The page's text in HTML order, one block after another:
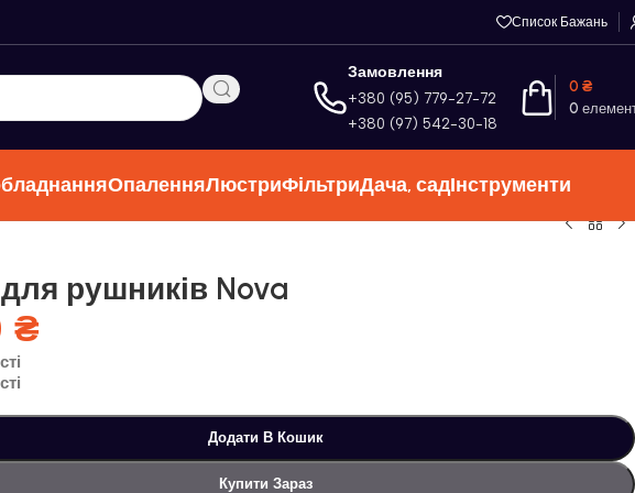
Список Бажань
Замовлення
+380 (95) 779-27-72
+380 (97) 542-30-18
0
0 ₴
ОпаленняЛюстриФільтриДача, садІнструменти
рушників Nova
₴
Додати В Кошик
Купити Зараз